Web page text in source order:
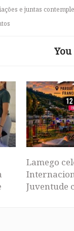
e juntas
Lamego
Juventude